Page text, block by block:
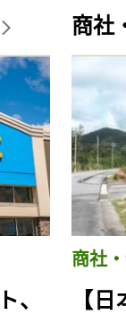
、
商社
商社
【